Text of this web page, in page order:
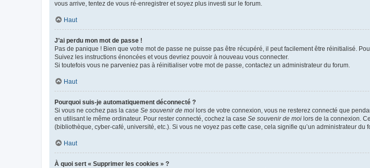
vous arrive, tentez de vous ré-enregistrer et soyez plus investi sur le forum.
Haut
J’ai perdu mon mot de passe !
Pas de panique ! Bien que votre mot de passe ne puisse pas être récupéré, il peut facilement être réinitialisé.
Suivez les instructions énoncées et vous devriez pouvoir à nouveau vous connecter.
Si toutefois vous ne parveniez pas à réinitialiser votre mot de passe, contactez un administrateur du forum.
Haut
Pourquoi suis-je automatiquement déconnecté ?
Si vous ne cochez pas la case Se souvenir de moi lors de votre connexion, vous ne resterez connecté que
en utilisant le même ordinateur. Pour rester connecté, cochez la case Se souvenir de moi lors de la connexion.
(bibliothèque, cyber-café, université, etc.). Si vous ne voyez pas cette case, cela signifie qu’un administrateur du
Haut
À quoi sert « Supprimer les cookies » ?